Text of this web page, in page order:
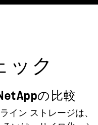
ック
の比較
イン ストレージは、